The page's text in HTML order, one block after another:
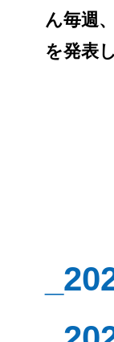
ん毎週
を発表